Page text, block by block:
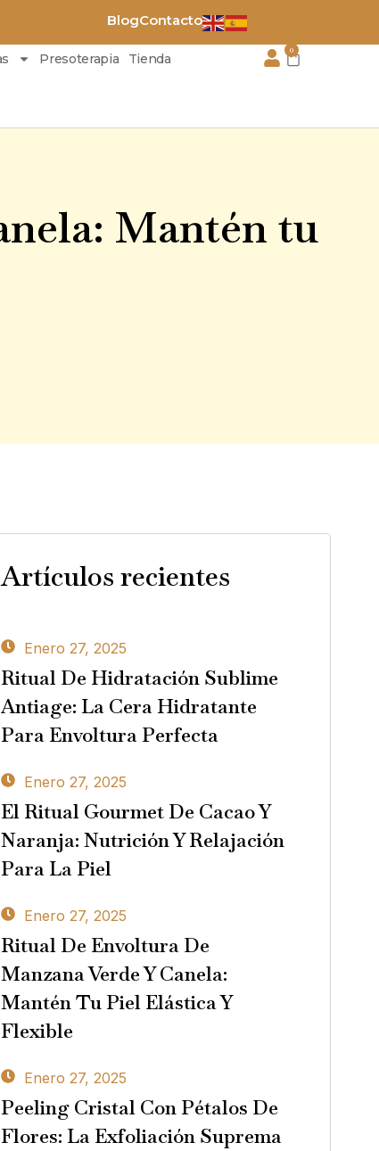
BlogContacto
Presoterapia Tienda
0
Carrito
Mantén tu
Artículos recientes
Enero 27, 2025
Ritual De Hidratación Sublime
Antiage: La Cera Hidratante
Para Envoltura Perfecta
Enero 27, 2025
El Ritual Gourmet De Cacao Y
Naranja: Nutrición Y Relajación
Para La Piel
Enero 27, 2025
Ritual De Envoltura De
Manzana Verde Y Canela:
Mantén Tu Piel Elástica Y
Flexible
Enero 27, 2025
Peeling Cristal Con Pétalos De
Flores: La Exfoliación Suprema